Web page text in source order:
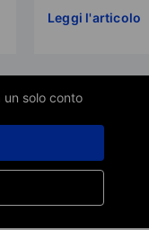
Leggi l'articolo
solo conto